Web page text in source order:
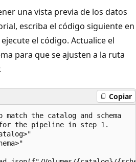
una vista previa de los datos
escriba el código siguiente en
el código. Actualice el
para que se ajusten a la ruta
Copiar
match the catalog and schema
the pipeline in step 1.